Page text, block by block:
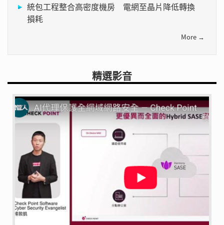
統包工程整合高密度機房 電網至晶片降低轉換
損耗
More →
精選影音